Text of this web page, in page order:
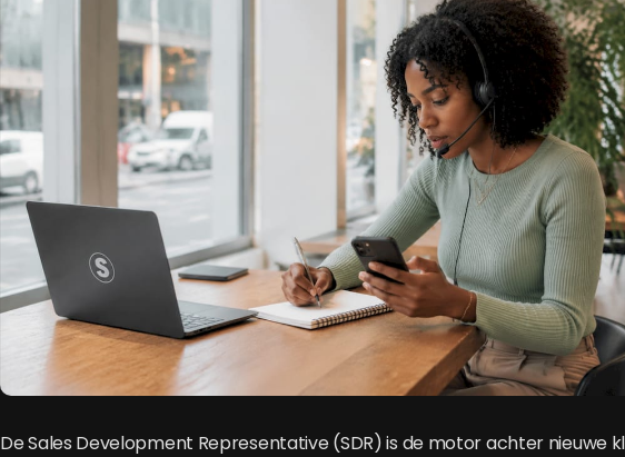
De Sales Development Representative (SDR) is de motor achter nieuwe